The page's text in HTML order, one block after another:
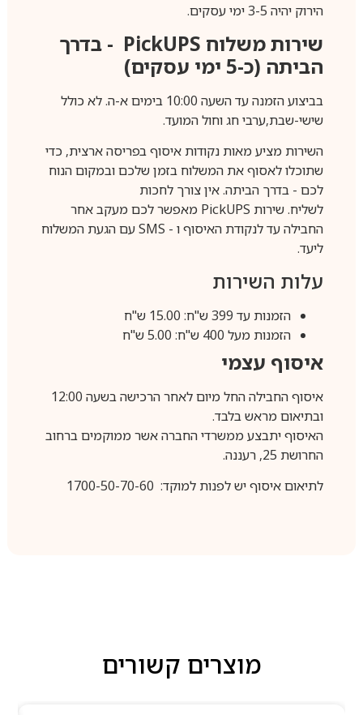
הירוק יהיה 3-5 ימי עסקים.
שירות משלוח PickUPS- בדרך
הביתה (כ-5 ימי עסקים)
בביצוע הזמנה עד השעה 10:00 בימים א-ה. לא כולל
שישי-שבת,ערבי חג וחול המועד.
השירות מציע מאות נקודות איסוף בפריסה ארצית, כדי
שתוכלו לאסוף את המשלוח בזמן שלכם ובמקום הנוח
לכם - בדרך הביתה. אין צורך לחכות
לשליח. שירות PickUPSמאפשר לכם מעקב אחר
החבילה עד לנקודת האיסוף ו - SMSעם הגעת המשלוח
ליעד.
עלות השירות
הזמנות עד 399 ש"ח: 15.00 ש"ח
הזמנות מעל 400 ש"ח: 5.00 ש"ח
איסוף עצמי
איסוף החבילה החל מיום לאחר הרכישה בשעה 12:00
ובתיאום מראש בלבד.
האיסוף יתבצע ממשרדי החברה אשר ממוקמים ברחוב
החרושת 25, רעננה.
לתיאום איסוף יש לפנות למוקד: 1700-50-70-60
מוצרים קשורים